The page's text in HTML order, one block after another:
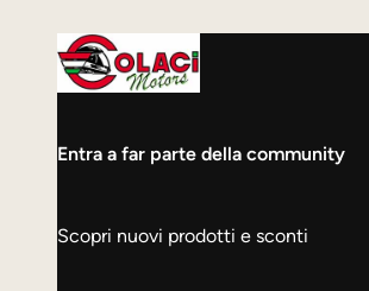
Entra a far parte della community
Scopri nuovi prodotti e sconti